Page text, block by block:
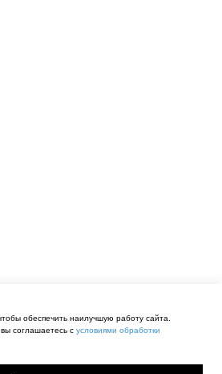
обеспечить наилучшую работу сайта.
соглашаетесь с условиями обработки